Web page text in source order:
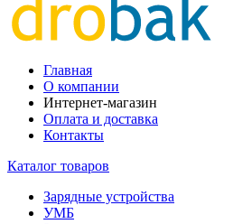
Главная
О компании
Интернет-магазин
Оплата и доставка
Контакты
Каталог товаров
Зарядные устройства
УМБ